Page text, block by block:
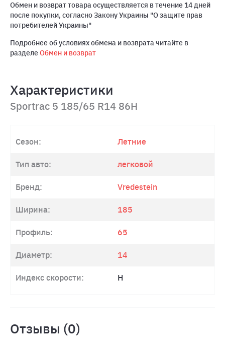
Обмен и возврат товара осуществляется в течение 14 дней
после покупки, согласно Закону Украины "О защите прав
потребителей Украины"
Подробнее об условиях обмена и возврата читайте в
разделеОбмен и возврат
Характеристики
Sportrac 5 185/65 R14 86H
Сезон: Летние
Тип авто: легковой
Бренд: Vredestein
Ширина: 185
Профиль: 65
Диаметр: 14
Индекс скорости: H
Отзывы (0)